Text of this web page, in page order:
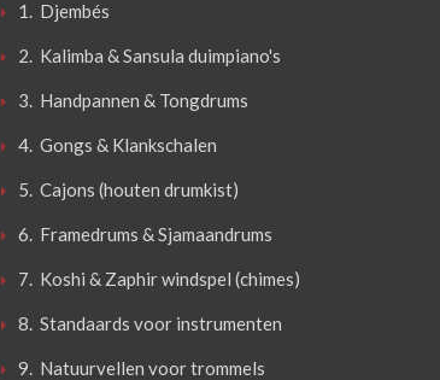
1. Djembés
2. Kalimba & Sansula duimpiano's
3. Handpannen & Tongdrums
4. Gongs & Klankschalen
5. Cajons (houten drumkist)
6. Framedrums & Sjamaandrums
7. Koshi & Zaphir windspel (chimes)
8. Standaards voor instrumenten
9. Natuurvellen voor trommels